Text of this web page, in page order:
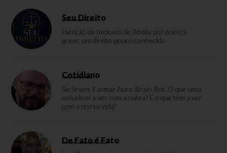
Seu Direito
Isenção de Imposto de Renda por doença
grave: um direito pouco conhecido
Cotidiano
Six Seven, Farmar Aura, Brain Rot. O que uma
coisa tem a ver com a outra? E o que tem a ver
com a nossa vida?
De Fato é Fato